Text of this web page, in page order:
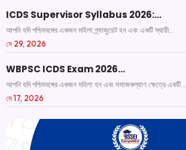
ICDS Supervisor Syllabus 2026:…
আপনি যদি পশ্চিমবঙ্গের একজন মহিলা গ্র্যাজুয়েট হন এবং একটি স্থায়ী...
মে 29, 2026
WBPSC ICDS Exam 2026…
আপনি যদি পশ্চিমবঙ্গের একজন মহিলা হন এবং সমাজকল্যাণ ক্ষেত্রে একটি...
মে 17, 2026